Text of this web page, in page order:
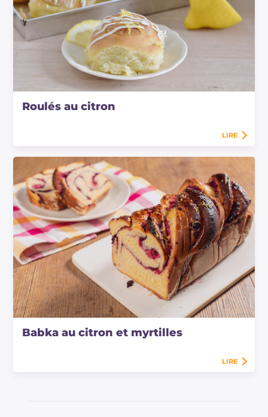
Roulés au citron
LIRE
Babka au citron et myrtilles
LIRE